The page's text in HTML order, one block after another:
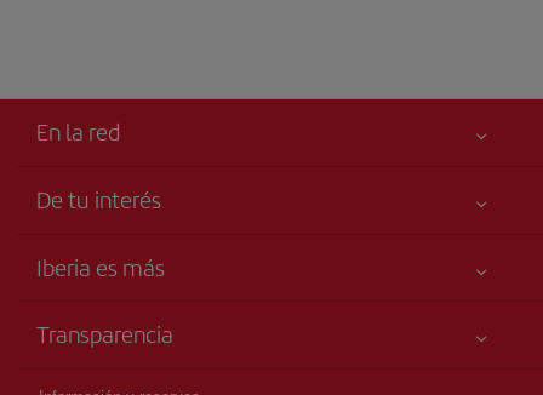
En la red
De tu interés
Tu seguridad es lo primero
Iberia es más
Talento a bordo
Grupo Iberia
Transparencia